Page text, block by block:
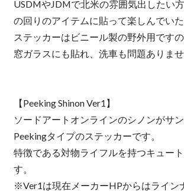
USDMやJDMで北米の雰囲気出したい
の回りのアイテムに貼って楽しんでいた
ステッカーはビニール製の野外用です
窓ガラスにも貼れ、洗車も問題ありませ
【Peeking Shinon Ver1】
ソードアートオンラインのシノンがサ
Peekingタイプのステッカーです。
特徴である対物ライフルを持つキュー
す。
※Ver1は現在メーカーHPからはライン